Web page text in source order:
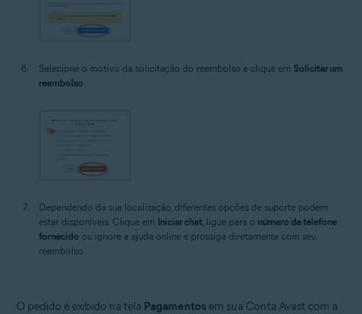
Selecione o motivo da solicitação do reembolso e clique em Solicitar um
reembolso.
Dependendo da sua localização, diferentes opções de suporte podem
estar disponíveis. Clique em Iniciar chat, ligue para o número de telefone
fornecido ou ignore a ajuda online e prossiga diretamente com seu
reembolso.
O pedido é exibido na tela Pagamentos em sua Conta Avast com a